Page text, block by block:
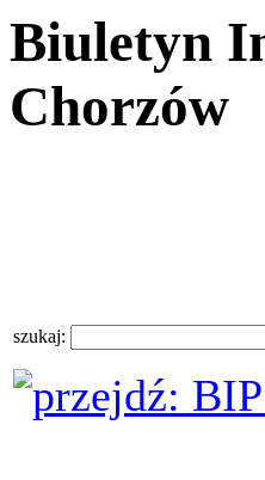
Biuletyn
Chorzów
szukaj: